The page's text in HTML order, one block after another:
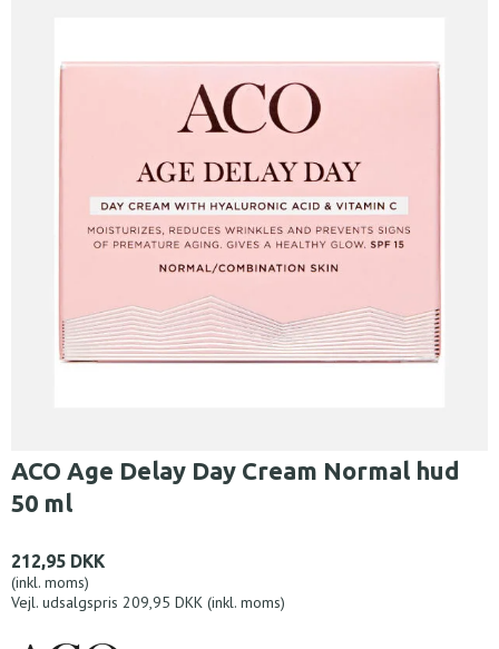
ACO Age Delay Day Cream Normal hud
50 ml
212,95 DKK
(inkl. moms)
Vejl. udsalgspris 209,95 DKK (inkl. moms)